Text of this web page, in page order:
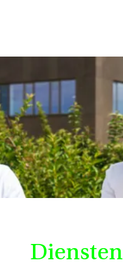
Diensten